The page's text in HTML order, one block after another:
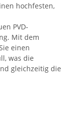
hochfesten,
PVD-
Mit dem
einen
was die
gleichzeitig die